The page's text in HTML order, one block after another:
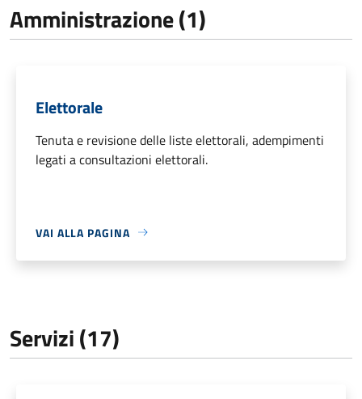
Amministrazione (1)
Elettorale
Tenuta e revisione delle liste elettorali, adempimenti
legati a consultazioni elettorali.
VAI ALLA PAGINA
Servizi (17)